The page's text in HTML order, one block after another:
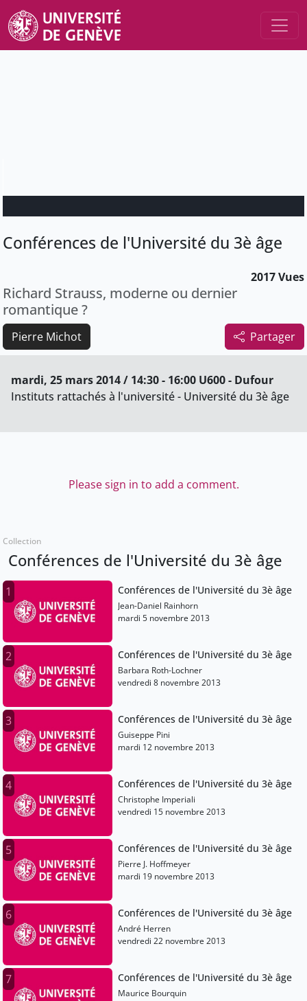
Conférences de l'Université du 3è âge
2017 Vues
Richard Strauss, moderne ou dernier
romantique ?
Partager
Pierre Michot
mardi, 25 mars 2014 / 14:30 - 16:00 U600 - Dufour
Instituts rattachés à l'université - Université du 3è âge
Please sign in to add a comment.
Collection
Conférences de l'Université du 3è âge
1 Conférences de l'Université du 3è âge
Jean-Daniel Rainhorn
mardi 5 novembre 2013
2 Conférences de l'Université du 3è âge
Barbara Roth-Lochner
vendredi 8 novembre 2013
3 Conférences de l'Université du 3è âge
Guiseppe Pini
mardi 12 novembre 2013
4 Conférences de l'Université du 3è âge
Christophe Imperiali
vendredi 15 novembre 2013
5 Conférences de l'Université du 3è âge
Pierre J. Hoffmeyer
mardi 19 novembre 2013
6 Conférences de l'Université du 3è âge
André Herren
vendredi 22 novembre 2013
7 Conférences de l'Université du 3è âge
Maurice Bourquin